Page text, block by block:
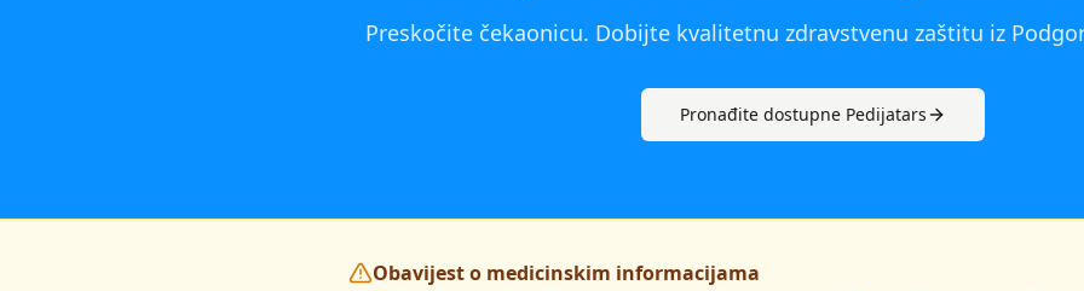
Preskočite čekaonicu. Dobijte kvalitetnu zdravstvenu zaštitu iz
Pronađite dostupne Pedijatars
Obavijest o medicinskim informacijama